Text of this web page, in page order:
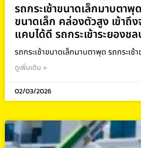
รถกระเช้าขนาดเล็กมาบตาพุ
ขนาดเล็ก คล่องตัวสูง เข้าถึ
แคบได้ดี รถกระเช้าระยองช
รถกระเช้าขนาดเล็กมาบตาพุด รถกระเช้า
ดูเพิ่มเติม »
02/03/2026